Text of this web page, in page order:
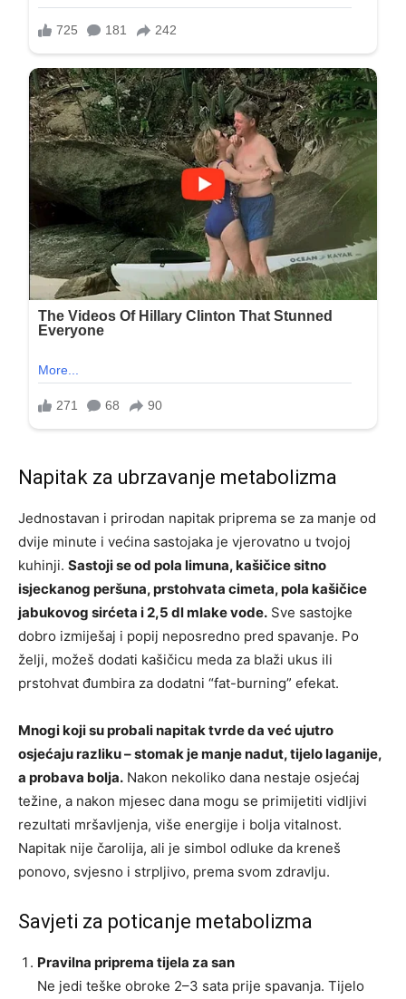
Napitak za ubrzavanje metabolizma
Jednostavan i prirodan napitak priprema se za manje od
dvije minute i većina sastojaka je vjerovatno u tvojoj
kuhinji. Sastoji se od pola limuna, kašičice sitno
isjeckanog peršuna, prstohvata cimeta, pola kašičice
jabukovog sirćeta i 2,5 dl mlake vode. Sve sastojke
dobro izmiješaj i popij neposredno pred spavanje. Po
želji, možeš dodati kašičicu meda za blaži ukus ili
prstohvat đumbira za dodatni “fat-burning” efekat.
Mnogi koji su probali napitak tvrde da već ujutro
osjećaju razliku – stomak je manje nadut, tijelo laganije,
a probava bolja. Nakon nekoliko dana nestaje osjećaj
težine, a nakon mjesec dana mogu se primijetiti vidljivi
rezultati mršavljenja, više energije i bolja vitalnost.
Napitak nije čarolija, ali je simbol odluke da kreneš
ponovo, svjesno i strpljivo, prema svom zdravlju.
Savjeti za poticanje metabolizma
Pravilna priprema tijela za san
Ne jedi teške obroke 2–3 sata prije spavanja. Tijelo